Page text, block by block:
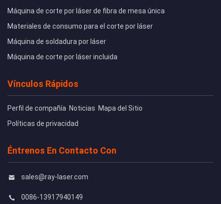
Máquina de corte por láser de fibra de mesa única
Materiales de consumo para el corte por láser
Máquina de soldadura por láser
Máquina de corte por láser incluida
Vínculos Rápidos
Perfil de compañía Noticias Mapa del Sitio
Políticas de privacidad
Éntrenos En Contacto Con
sales@ray-laser.com
0086-13917940149